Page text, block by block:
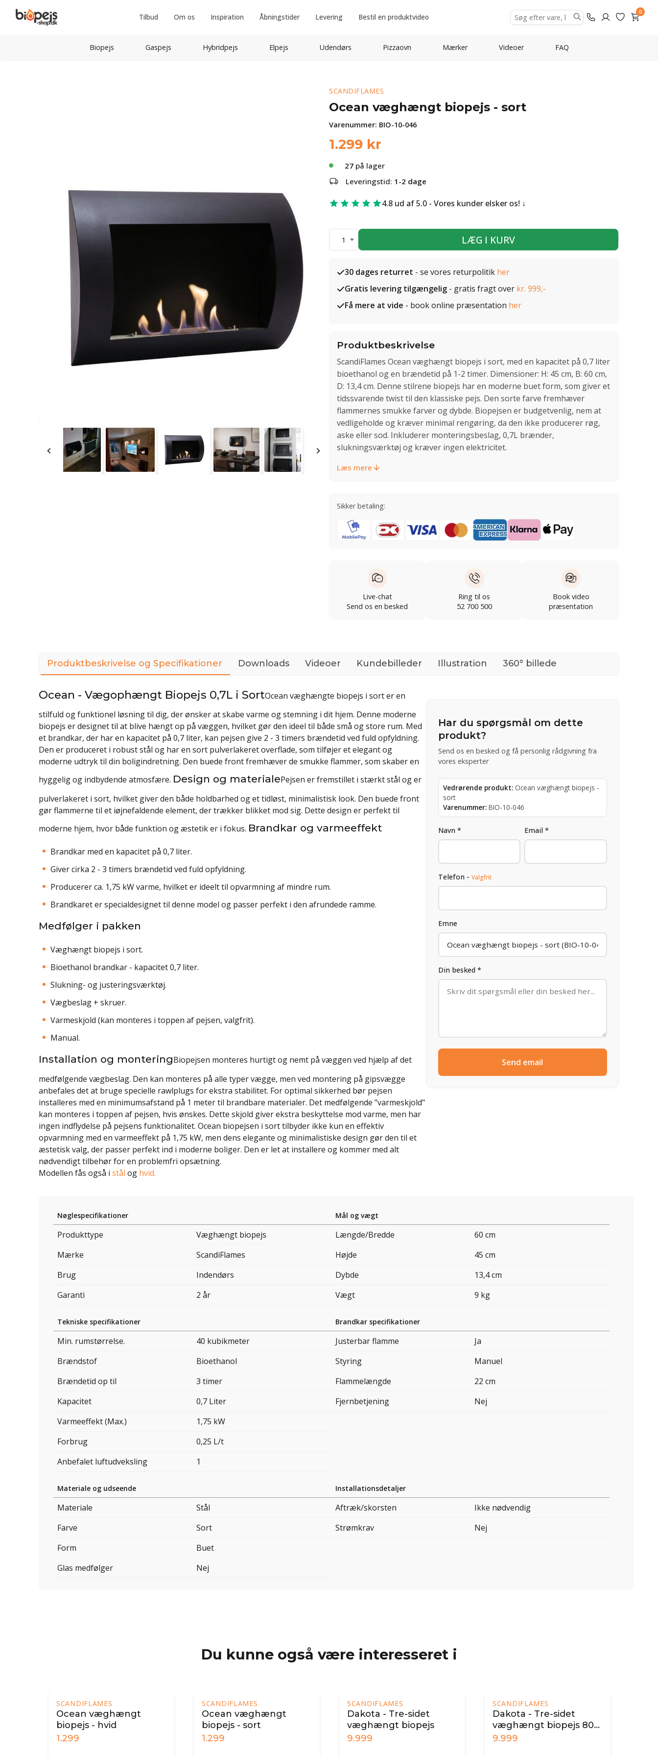
Tilbud Om os Inspiration Åbningstider Levering Bestil en produktvideo
0
Biopejs Gaspejs Hybridpejs Elpejs Udendørs Pizzaovn Mærker Videoer FAQ
SCANDIFLAMES
Ocean væghængt biopejs - sort
Varenummer: BIO-10-046
1.299 kr
27 på lager
Leveringstid: 1-2 dage
4.8 ud af 5.0 - Vores kunder elsker os!
1 LÆG I KURV
30 dages returret - se vores returpolitik her
Gratis levering tilgængelig - gratis fragt over kr. 999,-
Få mere at vide - book online præsentation her
Produktbeskrivelse
ScandiFlames Ocean væghængt biopejs i sort, med en kapacitet på 0,7 liter
bioethanol og en brændetid på 1-2 timer. Dimensioner: H: 45 cm, B: 60 cm,
D: 13,4 cm. Denne stilrene biopejs har en moderne buet form, som giver et
tidssvarende twist til den klassiske pejs. Den sorte farve fremhæver
flammernes smukke farver og dybde. Biopejsen er budgetvenlig, nem at
vedligeholde og kræver minimal rengøring, da den ikke producerer røg,
aske eller sod. Inkluderer monteringsbeslag, 0,7L brænder,
slukningsværktøj og kræver ingen elektricitet.
Læs mere
Sikker betaling:
Live-chat
Send os en besked
Ring til os
52 700 500
Book video
præsentation
Produktbeskrivelse og Specifikationer Downloads Videoer Kundebilleder Illustration 360° billede
Ocean - Vægophængt Biopejs 0,7L i SortOcean væghængte biopejs i sort er en
stilfuld og funktionel løsning til dig, der ønsker at skabe varme og stemning i dit hjem. Denne moderne
biopejs er designet til at blive hængt op på væggen, hvilket gør den ideel til både små og store rum. Med
et brandkar, der har en kapacitet på 0,7 liter, kan pejsen give 2 - 3 timers brændetid ved fuld opfyldning.
Den er produceret i robust stål og har en sort pulverlakeret overflade, som tilføjer et elegant og
moderne udtryk til din boligindretning. Den buede front fremhæver de smukke flammer, som skaber en
hyggelig og indbydende atmosfære. Design og materialePejsen er fremstillet i stærkt stål og er
pulverlakeret i sort, hvilket giver den både holdbarhed og et tidløst, minimalistisk look. Den buede front
gør flammerne til et iøjnefaldende element, der trækker blikket mod sig. Dette design er perfekt til
moderne hjem, hvor både funktion og æstetik er i fokus. Brandkar og varmeeffekt
Brandkar med en kapacitet på 0,7 liter.
Giver cirka 2 - 3 timers brændetid ved fuld opfyldning.
Producerer ca. 1,75 kW varme, hvilket er ideelt til opvarmning af mindre rum.
Brandkaret er specialdesignet til denne model og passer perfekt i den afrundede ramme.
Medfølger i pakken
Væghængt biopejs i sort.
Bioethanol brandkar - kapacitet 0,7 liter.
Slukning- og justeringsværktøj.
Vægbeslag + skruer.
Varmeskjold (kan monteres i toppen af pejsen, valgfrit).
Manual.
Installation og monteringBiopejsen monteres hurtigt og nemt på væggen ved hjælp af det
medfølgende vægbeslag. Den kan monteres på alle typer vægge, men ved montering på gipsvægge
anbefales det at bruge specielle rawlplugs for ekstra stabilitet. For optimal sikkerhed bør pejsen
installeres med en minimumsafstand på 1 meter til brandbare materialer. Det medfølgende "varmeskjold"
kan monteres i toppen af pejsen, hvis ønskes. Dette skjold giver ekstra beskyttelse mod varme, men har
ingen indflydelse på pejsens funktionalitet. Ocean biopejsen i sort tilbyder ikke kun en effektiv
opvarmning med en varmeeffekt på 1,75 kW, men dens elegante og minimalistiske design gør den til et
æstetisk valg, der passer perfekt ind i moderne boliger. Den er let at installere og kommer med alt
nødvendigt tilbehør for en problemfri opsætning.
Modellen fås også i stål og hvid.
Har du spørgsmål om dette
produkt?
Send os en besked og få personlig rådgivning fra
vores eksperter
Vedrørende produkt: Ocean væghængt biopejs -
sort
Varenummer: BIO-10-046
Navn * Email *
Telefon - Valgfrit
Emne
Din besked *
Send email
Nøglespecifikationer
Produkttype
Væghængt biopejs
Mærke
ScandiFlames
Brug
Indendørs
Garanti
2 år
Mål og vægt
Længde/Bredde
60 cm
Højde
45 cm
Dybde
13,4 cm
Vægt
9 kg
Tekniske specifikationer
Min. rumstørrelse.
40 kubikmeter
Brændstof
Bioethanol
Brændetid op til
3 timer
Kapacitet
0,7 Liter
Varmeeffekt (Max.)
1,75 kW
Forbrug
0,25 L/t
Anbefalet luftudveksling
1
Brandkar specifikationer
Justerbar flamme
Ja
Styring
Manuel
Flammelængde
22 cm
Fjernbetjening
Nej
Materiale og udseende
Materiale
Stål
Farve
Sort
Form
Buet
Glas medfølger
Nej
Installationsdetaljer
Aftræk/skorsten
Ikke nødvendig
Strømkrav
Nej
Du kunne også være interesseret i
SCANDIFLAMES
Ocean væghængt
biopejs - sort
1.299
SCANDIFLAMES
Dakota - Tre-sidet
væghængt biopejs
9.999
SCANDIFLAMES
Dakota - Tre-sidet
væghængt biopejs 80
cm - sort
9.999
2.499